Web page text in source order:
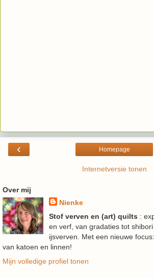
‹ Homepage
Internetversie tonen
Over mij
Nienke
Stof verven en (art) quilts :
en verf, van gradaties tot
ijsverven. Met een nieuwe
van katoen en linnen!
Mijn volledige profiel tonen